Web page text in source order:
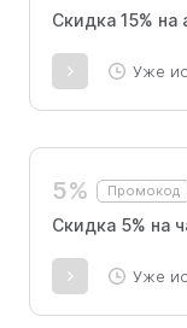
Скидка 15% на
Уже
5% Промокод
Скидка 5% на
Уже